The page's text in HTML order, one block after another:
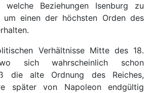
welche Beziehungen Isenburg zu
um einen der höchsten Orden des
Verhältnisse Mitte des 18.
sich wahrscheinlich schon
die alte Ordnung des Reiches,
später von Napoleon endgültig